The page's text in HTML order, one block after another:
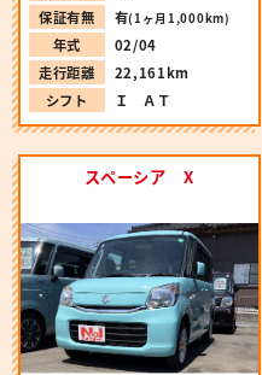
保証有無
有(1ヶ月1,000km)
年式
02/04
走行距離
22,161km
シフト
Ｉ ＡＴ
スペーシア X